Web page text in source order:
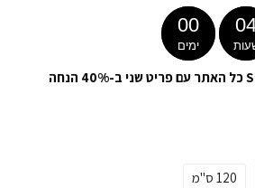
00
ימים
120 ס"מ